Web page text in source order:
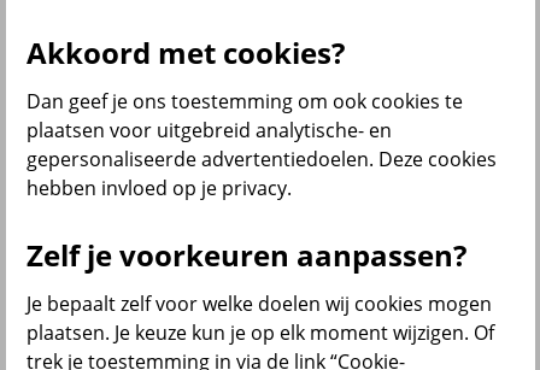
Sparen
Akkoord met cookies?
Dan geef je ons toestemming om ook cookies te
plaatsen voor uitgebreid analytische- en
gepersonaliseerde advertentiedoelen. Deze cookies
hebben invloed op je privacy.
Zelf je voorkeuren aanpassen?
Je bepaalt zelf voor welke doelen wij cookies mogen
plaatsen. Je keuze kun je op elk moment wijzigen. Of
trek je toestemming in via de link “Cookie-